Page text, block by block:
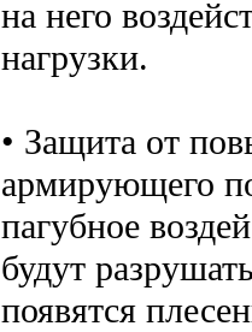
на него
нагрузки.
• Защита от
армирующего
пагубное
будут
появятся